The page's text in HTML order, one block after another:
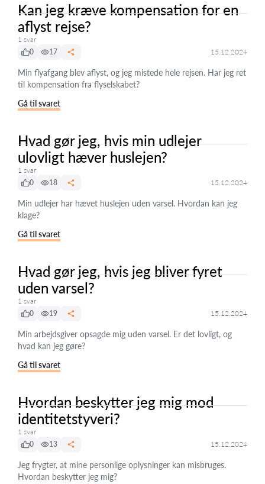
Kan jeg kræve kompensation for en
aflyst rejse?
1 svar
0
17 15.12.2024
Min flyafgang blev aflyst, og jeg mistede hele rejsen. Har jeg ret
til kompensation fra flyselskabet?
Gå til svaret
Hvad gør jeg, hvis min udlejer
ulovligt hæver huslejen?
1 svar
0
18 15.12.2024
Min udlejer har hævet huslejen uden varsel. Hvordan kan jeg
klage?
Gå til svaret
Hvad gør jeg, hvis jeg bliver fyret
uden varsel?
1 svar
0
19 15.12.2024
Min arbejdsgiver opsagde mig uden varsel. Er det lovligt, og
hvad kan jeg gøre?
Gå til svaret
Hvordan beskytter jeg mig mod
identitetstyveri?
1 svar
0
13 15.12.2024
Jeg frygter, at mine personlige oplysninger kan misbruges.
Hvordan beskytter jeg mig?